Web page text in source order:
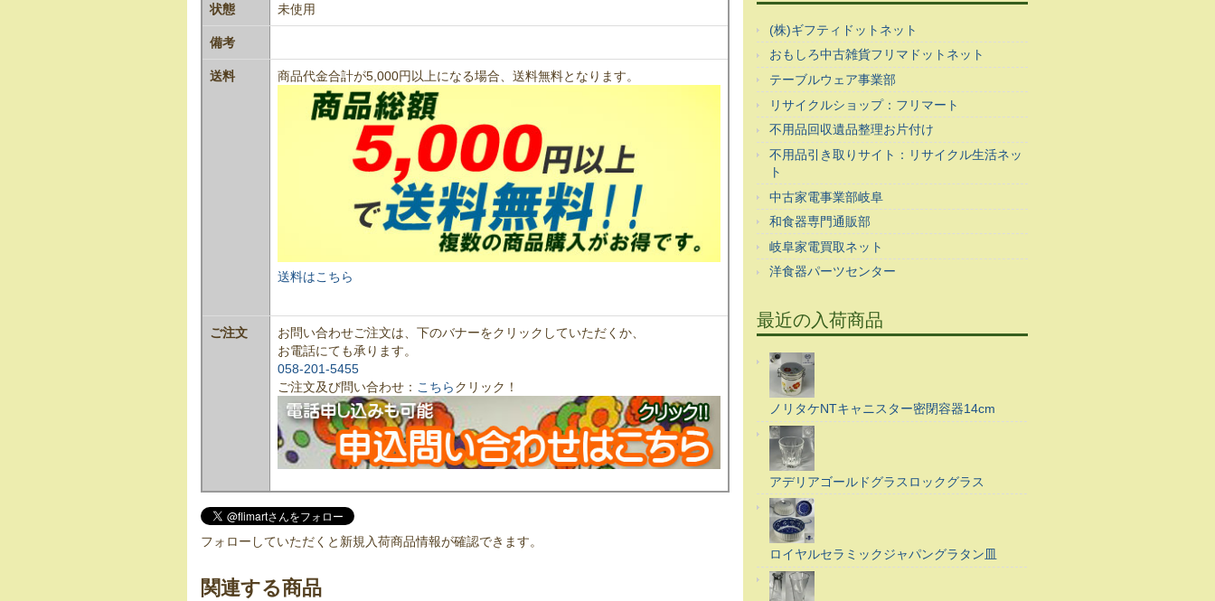
状態 未使用
備考
送料 商品代金合計が5,000円以上になる場合、送料無料となります。
送料はこちら
ご注文
お問い合わせご注文は、下のバナーをクリックしていただくか、
お電話にても承ります。
058-201-5455
ご注文及び問い合わせ： こちらクリック！
フォローしていただくと新規入荷商品情報が確認できます。
関連する商品
(株)ギフティドットネット
おもしろ中古雑貨フリマドットネット
テーブルウェア事業部
リサイクルショップ：フリマート
不用品回収遺品整理お片付け
不用品引き取りサイト：リサイクル生活ネッ
ト
中古家電事業部岐阜
和食器専門通販部
岐阜家電買取ネット
洋食器パーツセンター
最近の入荷商品
ノリタケNTキャニスター密閉容器14cm
アデリアゴールドグラスロックグラス
ロイヤルセラミックジャパングラタン皿